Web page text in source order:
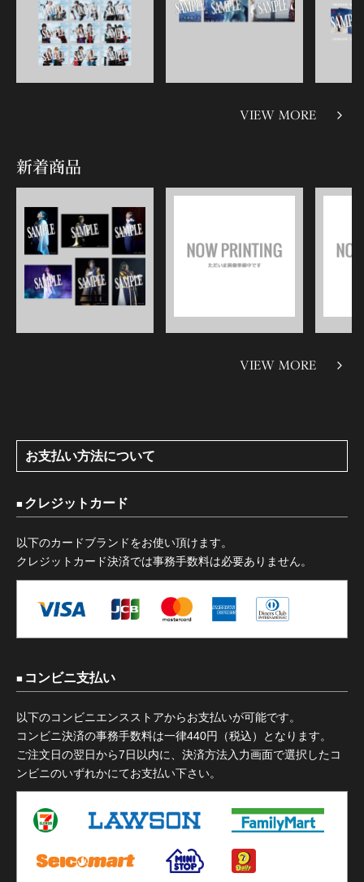
VIEW MORE
新着商品
VIEW MORE
お支払い方法について
クレジットカード
以下のカードブランドをお使い頂けます。
クレジットカード決済では事務手数料は必要ありません。
コンビニ支払い
以下のコンビニエンスストアからお支払いが可能です。
コンビニ決済の事務手数料は一律440円（税込）となります。
ご注文日の翌日から7日以内に、決済方法入力画面で選択したコ
ンビニのいずれかにてお支払い下さい。